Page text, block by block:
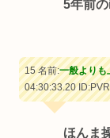
5年前
15 名前:一般よりも
04:30:33.20
ほんま